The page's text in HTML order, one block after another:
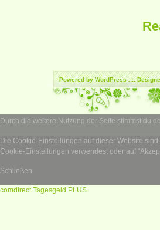
Powered byWordPress.::.
Durch die weitere Nutzung der Seite stimmst du
Die Cookie-Einstellungen auf dieser Website
Cookie-Einstellungen verwendest oder auf
Schließen
comdirect Tagesgeld PLUS